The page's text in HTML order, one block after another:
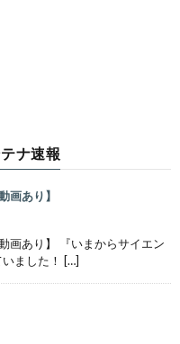
ナ速報
あり】
あり】 『いまからサイエン
ました！ […]